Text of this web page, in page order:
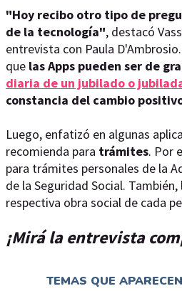
"Hoy recibo otro tipo de
de la tecnología", destacó
entrevista con Paula
que las Apps pueden ser de
diaria de un jubilado o
constancia del cambio
Luego, enfatizó en algunas
recomienda para trámites. Por
para trámites personales de la
de la Seguridad Social. También,
respectiva obra social de cada
¡Mirá la entrevista
TEMAS QUE